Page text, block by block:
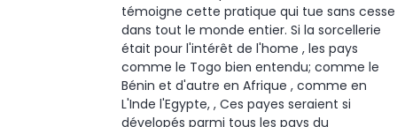
témoigne cette pratique qui tue sans cesse
dans tout le monde entier. Si la sorcellerie
était pour l'intérêt de l'home , les pays
comme le Togo bien entendu; comme le
Bénin et d'autre en Afrique , comme en
L'Inde l'Egypte, , Ces payes seraient si
dévelopés parmi tous les pays du